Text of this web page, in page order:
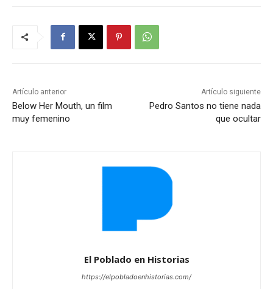
Artículo anterior
Below Her Mouth, un film
muy femenino
Artículo siguiente
Pedro Santos no tiene nada
que ocultar
El Poblado en Historias
https://elpobladoenhistorias.com/